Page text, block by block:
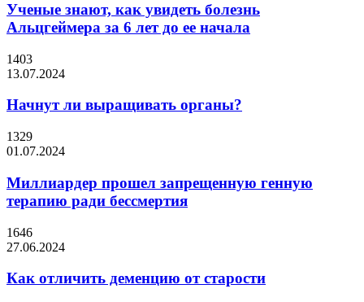
Ученые знают, как увидеть болезнь
Альцгеймера за 6 лет до ее начала
1403
13.07.2024
Начнут ли выращивать органы?
1329
01.07.2024
Миллиардер прошел запрещенную генную
терапию ради бессмертия
1646
27.06.2024
Как отличить деменцию от старости